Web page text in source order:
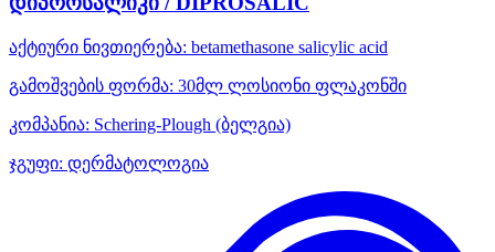
აქტიური ნივთიერება: betamethasone salicylic acid
გამოშვების ფორმა: 30მლ ლოსიონი ფლაკონში
კომპანია: Schering-Plough (ბელგია)
ჯგუფი: დერმატოლოგია